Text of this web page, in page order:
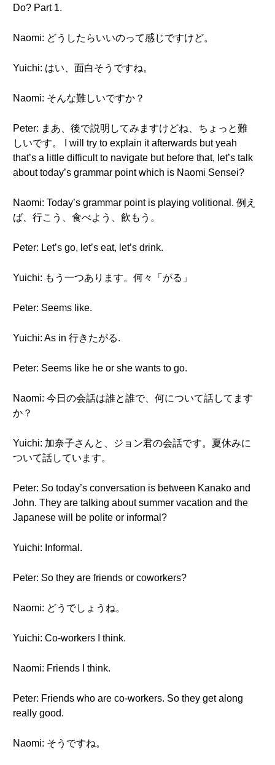
Do? Part 1.
Naomi: どうしたらいいのって感じですけど。
Yuichi: はい、面白そうですね。
Naomi: そんな難しいですか？
Peter: まあ、後で説明してみますけどね、ちょっと難
しいです。 I will try to explain it afterwards but yeah
that’s a little difficult to navigate but before that, let’s talk
about today’s grammar point which is Naomi Sensei?
Naomi: Today’s grammar point is playing volitional. 例え
ば、行こう、食べよう、飲もう。
Peter: Let’s go, let’s eat, let’s drink.
Yuichi: もう一つあります。何々「がる」
Peter: Seems like.
Yuichi: As in 行きたがる.
Peter: Seems like he or she wants to go.
Naomi: 今日の会話は誰と誰で、何について話してます
か？
Yuichi: 加奈子さんと、ジョン君の会話です。夏休みに
ついて話しています。
Peter: So today’s conversation is between Kanako and
John. They are talking about summer vacation and the
Japanese will be polite or informal?
Yuichi: Informal.
Peter: So they are friends or coworkers?
Naomi: どうでしょうね。
Yuichi: Co-workers I think.
Naomi: Friends I think.
Peter: Friends who are co-workers. So they get along
really good.
Naomi: そうですね。